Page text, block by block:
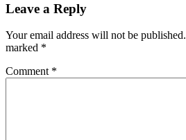
Leave a Reply
Your email address will not be published.
marked *
Comment *